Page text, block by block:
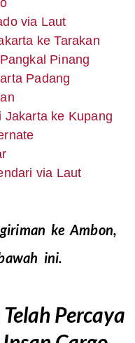
via Laut
ke Tarakan
Pinang
Padang
Jakarta ke Kupang
via Laut
ke Ambon,
ini.
Percaya